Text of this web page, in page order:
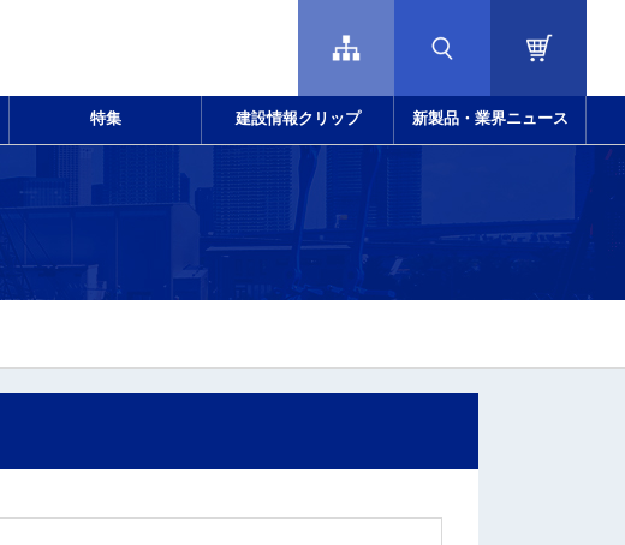
特集 建設情報クリップ 新製品・業界ニュース